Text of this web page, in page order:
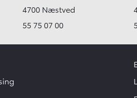
4700 Næstved
55 75 07 00